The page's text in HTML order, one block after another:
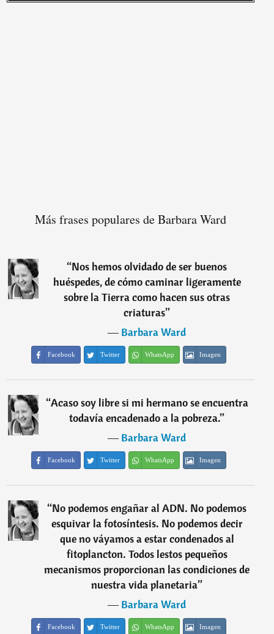
Más frases populares de Barbara Ward
“Nos hemos olvidado de ser buenos
huéspedes, de cómo caminar ligeramente
sobre la Tierra como hacen sus otras
criaturas”
―Barbara Ward
Facebook Twitter WhatsApp Imagen
“Acaso soy libre si mi hermano se encuentra
todavía encadenado a la pobreza.”
―Barbara Ward
Facebook Twitter WhatsApp Imagen
“No podemos engañar al ADN. No podemos
esquivar la fotosíntesis. No podemos decir
que no váyamos a estar condenados al
fitoplancton. Todos lestos pequeños
mecanismos proporcionan las condiciones de
nuestra vida planetaria”
―Barbara Ward
Facebook Twitter WhatsApp Imagen